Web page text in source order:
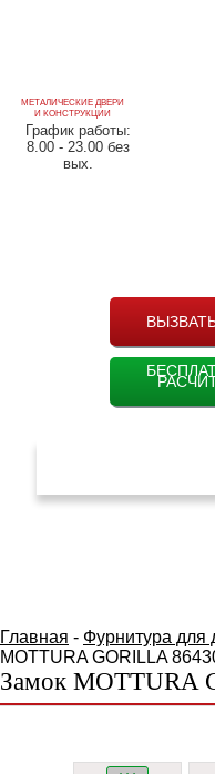
МЕТАЛИЧЕСКИЕ ДВЕРИ
И КОНСТРУКЦИИ
График работы:
8.00 - 23.00 без
вых.
Главная - Фурнитура для
MOTTURA GORILLA
Замок MOTTURA